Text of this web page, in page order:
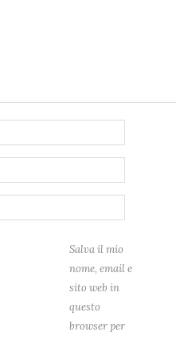
Salva il mio
nome, email e
sito web in
questo
browser per